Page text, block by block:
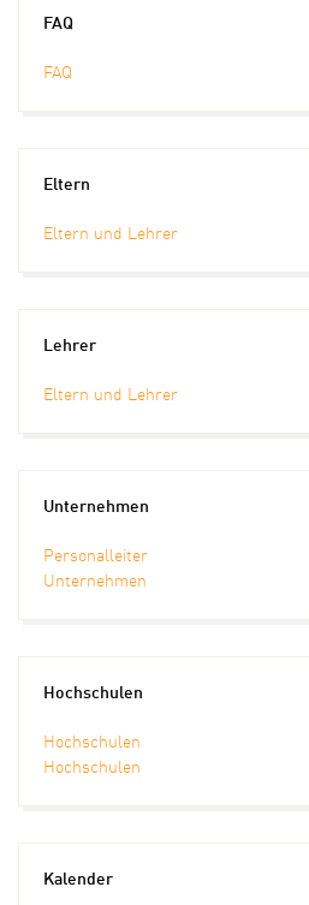
FAQ
FAQ
Eltern
Eltern und Lehrer
Lehrer
Eltern und Lehrer
Unternehmen
Personalleiter
Unternehmen
Hochschulen
Hochschulen
Hochschulen
Kalender